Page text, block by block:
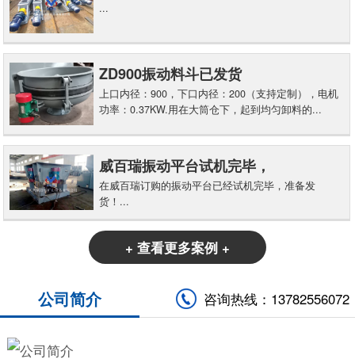
...
ZD900振动料斗已发货
上口内径：900，下口内径：200（支持定制），电机
功率：0.37KW.用在大筒仓下，起到均匀卸料的...
威百瑞振动平台试机完毕，
在威百瑞订购的振动平台已经试机完毕，准备发
货！...
+ 查看更多案例 +
咨询热线：13782556072
公司简介